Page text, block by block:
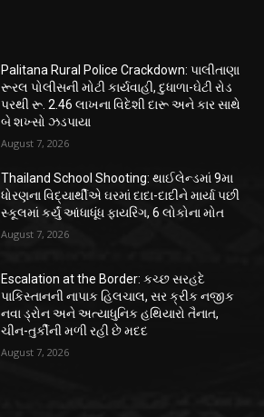
Palitana Rural Police Crackdown: પાલીતાણા
રૂરલ પોલીસની મોટી કાર્યવાહી, દુધાળા-ઘેટી રોડ
પરથી રૂ. 2.46 લાખના વિદેશી દારૂ અને કાર સાથે
બે શખ્સો ઝડપાયા
August 7, 2026
Thailand School Shooting: થાઈલેન્ડમાં 9મા
ધોરણના વિદ્યાર્થીએ ઘરમાં દાદા-દાદીને માર્યા પછી
સ્કૂલમાં કર્યું આંધાધૂંધ ફાયરિંગ, 6 લોકોના મોત
August 7, 2026
Escalation at the Border: કચ્છ સરહદે
પાકિસ્તાનની નાપાક હિલચાલ, સર ક્રીક નજીક
નવા ડ્રોન અને અત્યાધુનિક હથિયારો તૈનાત,
ચીન-તુર્કીની મળી રહી છે મદદ
August 7, 2026